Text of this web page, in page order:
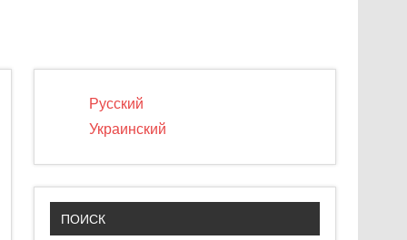
Русский
Украинский
ПОИСК